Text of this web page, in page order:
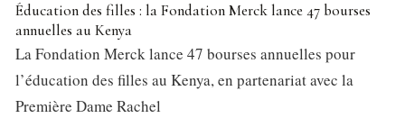
Éducation des filles : la Fondation Merck lance 47 bourses
annuelles au Kenya
La Fondation Merck lance 47 bourses annuelles pour
l’éducation des filles au Kenya, en partenariat avec la
Première Dame Rachel